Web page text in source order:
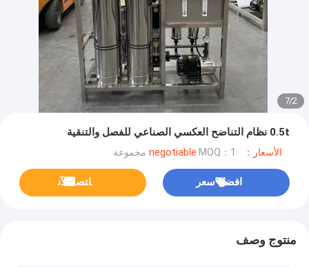
2
/
7
0.5t نظام التناضح العكسي الصناعي للفصل والتنقية
الأسعار：negotiable MOQ：1 مجموعة
افضل سعر ﺎﺘﺼﻟ ﺍﻶﻧ
منتوج وصف